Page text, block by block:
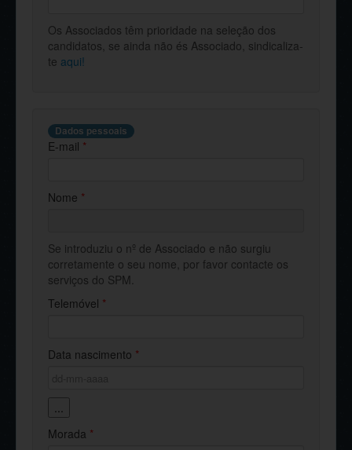
Os Associados têm prioridade na seleção dos
candidatos, se ainda não és Associado, sindicaliza-
te aqui!
Dados pessoais
E-mail *
Nome *
Se introduziu o nº de Associado e não surgiu
corretamente o seu nome, por favor contacte os
serviços do SPM.
Telemóvel *
Data nascimento *
...
Morada *